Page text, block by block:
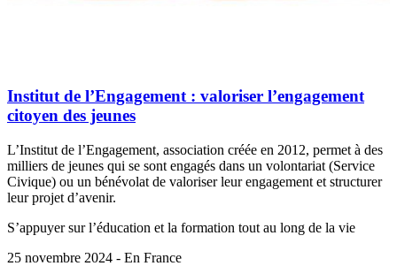
Institut de l’Engagement : valoriser l’engagement
citoyen des jeunes
L’Institut de l’Engagement, association créée en 2012, permet à des
milliers de jeunes qui se sont engagés dans un volontariat (Service
Civique) ou un bénévolat de valoriser leur engagement et structurer
leur projet d’avenir.
S’appuyer sur l’éducation et la formation tout au long de la vie
25 novembre 2024 - En France